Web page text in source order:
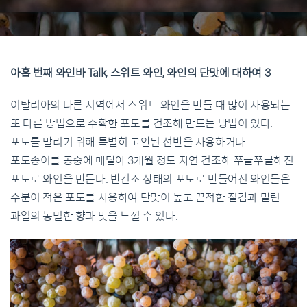
아홉 번째 와인바 Talk, 스위트 와인, 와인의 단맛에 대하여 3
이탈리아의 다른 지역에서 스위트 와인을 만들 때 많이 사용되는
또 다른 방법으로 수확한 포도를 건조해 만드는 방법이 있다.
포도를 말리기 위해 특별히 고안된 선반을 사용하거나
포도송이를 공중에 매달아 3개월 정도 자연 건조해 쭈글쭈글해진
포도로 와인을 만든다. 반건조 상태의 포도로 만들어진 와인들은
수분이 적은 포도를 사용하여 단맛이 높고 끈적한 질감과 말린
과일의 농밀한 향과 맛을 느낄 수 있다.